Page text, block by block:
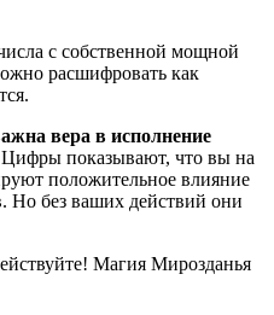
с собственной мощной
расшифровать как
вера в исполнение
показывают, что вы на
положительное влияние
Но без ваших действий они
Магия Мирозданья